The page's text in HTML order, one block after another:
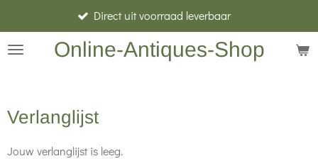
direct
naar
Online-Antiques-Shop
Direct uit voorraad leverbaar
Verlanglijst
Jouw verlanglijst is leeg.